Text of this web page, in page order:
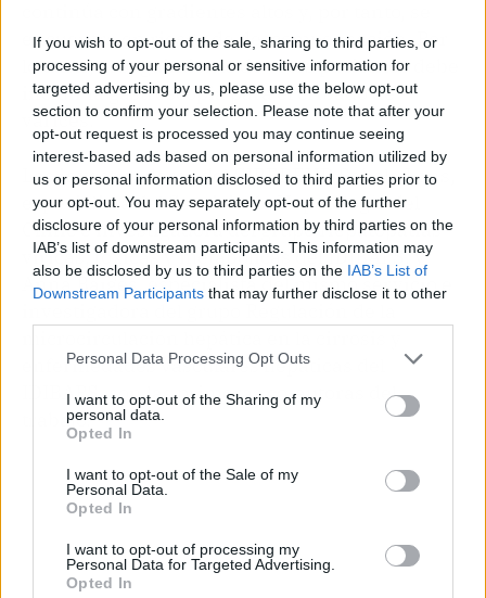
If you wish to opt-out of the sale, sharing to third parties, or
processing of your personal or sensitive information for
targeted advertising by us, please use the below opt-out
section to confirm your selection. Please note that after your
opt-out request is processed you may continue seeing
interest-based ads based on personal information utilized by
us or personal information disclosed to third parties prior to
your opt-out. You may separately opt-out of the further
disclosure of your personal information by third parties on the
IAB’s list of downstream participants. This information may
also be disclosed by us to third parties on the IAB’s List of
Downstream Participants that may further disclose it to other
Personal Data Processing Opt Outs
I want to opt-out of the Sharing of my
personal data.
Opted In
I want to opt-out of the Sale of my
Personal Data.
Opted In
I want to opt-out of processing my
Personal Data for Targeted Advertising.
Opted In
encuentra en riesgo de descompensación. Por
lo tanto, el seguimiento de estos pacientes debe
incluir la gastroscopia para el cribado de
varices.
Las investigadoras del CIBEREHD Sabela Lens,
especialista del Servicio de Hepatología del
Clínic e investigadora del grupo Hepatopatías
víricas, tóxicas y metabólicas del IDIBAPS, y
Anna Baiges, especialista del mismo servicio e
enfermedades vasculares hepáticas del
IDIBAPS, son las primeras co-autoras del
trabajo.